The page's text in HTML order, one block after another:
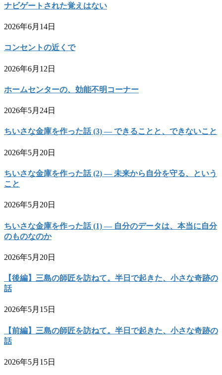
ナビゲートされた覚えはない
2026年6月14日
コンセントの近くで
2026年6月12日
ホームセンターの、効能不明コーナー
2026年5月24日
ちいさな金庫を作った話 (3) — できることと、できないこと
2026年5月20日
ちいさな金庫を作った話 (2) — 未来から自分を守る、という
こと
2026年5月20日
ちいさな金庫を作った話 (1) — 自分のデータは、本当に自分
のものなのか
2026年5月20日
【後編】三島の師匠を訪ねて。半日で起きた、小さな奇跡の
話
2026年5月15日
【前編】三島の師匠を訪ねて。半日で起きた、小さな奇跡の
話
2026年5月15日